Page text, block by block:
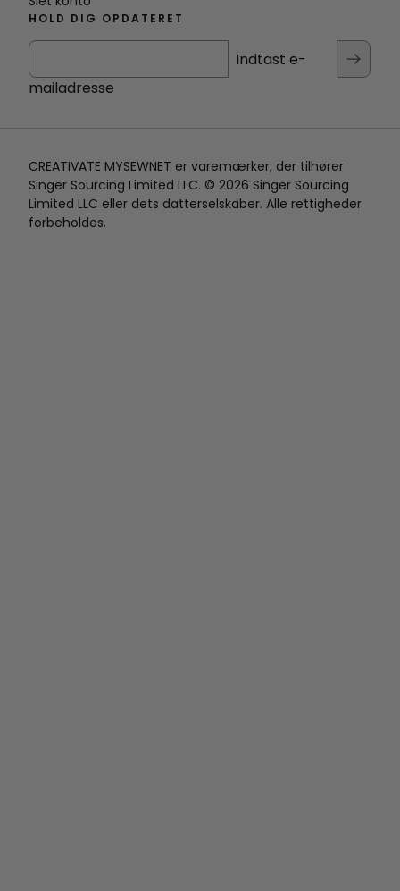
HOLD DIG OPDATERET
Indtast e-
mailadresse
CREATIVATE MYSEWNET er varemærker, der tilhører
Singer Sourcing Limited LLC. © 2026 Singer Sourcing
Limited LLC eller dets datterselskaber. Alle rettigheder
forbeholdes.